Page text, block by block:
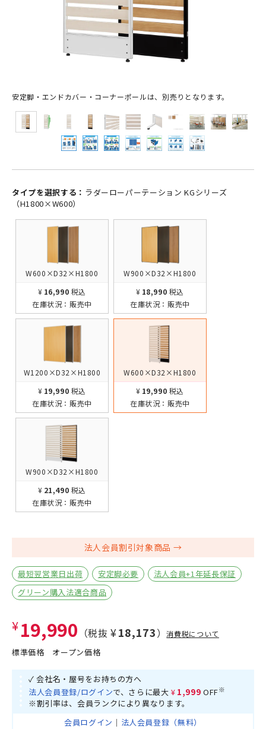
安定脚・エンドカバー・コーナーポールは、別売りとなります。
タイプを選択する： ラダーローパーテーション KGシリーズ
（H1800×W600）
W600×D32×H1800
¥16,990 税込
在庫状況： 販売中
W900×D32×H1800
¥18,990 税込
在庫状況： 販売中
W1200×D32×H1800
¥19,990 税込
在庫状況： 販売中
W600×D32×H1800
¥19,990 税込
在庫状況： 販売中
W900×D32×H1800
¥21,490 税込
在庫状況： 販売中
法人会員割引対象商品
最短翌営業日出荷 安定脚必要
法人会員+1年延長保証
グリーン購入法適合商品
¥19,990 （税抜 ¥18,173）消費税について
標準価格 オープン価格
✓ 会社名・屋号をお持ちの方へ
法人会員登録/ログインで、さらに最大 ¥1,999 OFF※
※割引率は、会員ランクにより異なります。
会員ログイン ｜ 法人会員登録（無料）